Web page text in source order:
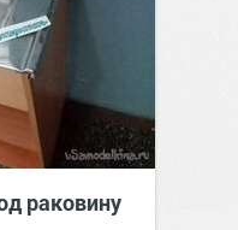
раковину